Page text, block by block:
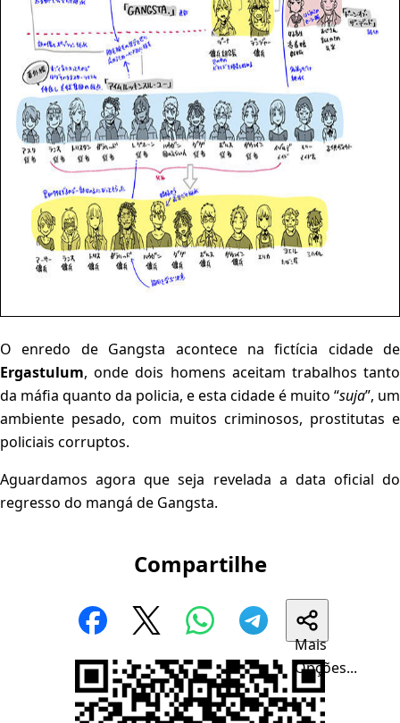
O enredo de Gangsta acontece na fictícia cidade de
Ergastulum, onde dois homens aceitam trabalhos tanto
da máfia quanto da policia, e esta cidade é muito “suja”, um
ambiente pesado, com muitos criminosos, prostitutas e
policiais corruptos.
Aguardamos agora que seja revelada a data oficial do
regresso do mangá de Gangsta.
Compartilhe
Mais
Opções...